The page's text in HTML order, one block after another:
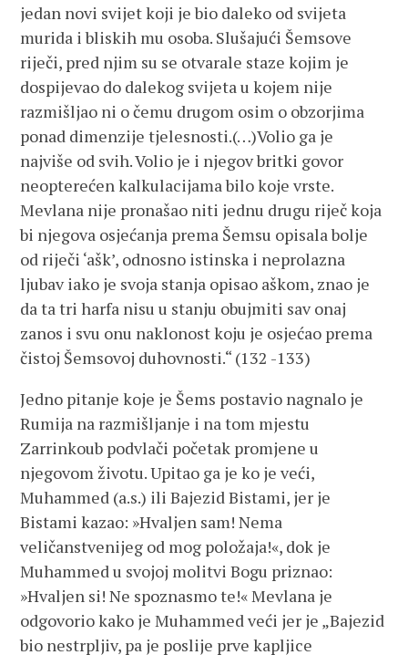
jedan novi svijet koji je bio daleko od svijeta
murida i bliskih mu osoba. Slušajući Šemsove
riječi, pred njim su se otvarale staze kojim je
dospijevao do dalekog svijeta u kojem nije
razmišljao ni o čemu drugom osim o obzorjima
ponad dimenzije tjelesnosti.(…)Volio ga je
najviše od svih. Volio je i njegov britki govor
neopterećen kalkulacijama bilo koje vrste.
Mevlana nije pronašao niti jednu drugu riječ koja
bi njegova osjećanja prema Šemsu opisala bolje
od riječi ‘ašk’, odnosno istinska i neprolazna
ljubav iako je svoja stanja opisao aškom, znao je
da ta tri harfa nisu u stanju obujmiti sav onaj
zanos i svu onu naklonost koju je osjećao prema
čistoj Šemsovoj duhovnosti.“ (132 -133)
Jedno pitanje koje je Šems postavio nagnalo je
Rumija na razmišljanje i na tom mjestu
Zarrinkoub podvlači početak promjene u
njegovom životu. Upitao ga je ko je veći,
Muhammed (a.s.) ili Bajezid Bistami, jer je
Bistami kazao: »Hvaljen sam! Nema
veličanstvenijeg od mog položaja!«, dok je
Muhammed u svojoj molitvi Bogu priznao:
»Hvaljen si! Ne spoznasmo te!« Mevlana je
odgovorio kako je Muhammed veći jer je „Bajezid
bio nestrpljiv, pa je poslije prve kapljice